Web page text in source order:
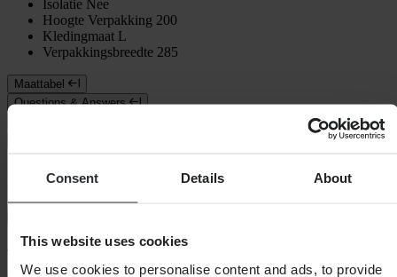
Consent Details About
This website uses cookies
We use cookies to personalise content and ads, to provide
Isolatie Nee
Hoogte Verpakking 200
Kledingmaat L
Verpakkingsbreedte 285
Maattabel
Questions & Answers
Klantenbeoordelingen (19)
4.58van de 5